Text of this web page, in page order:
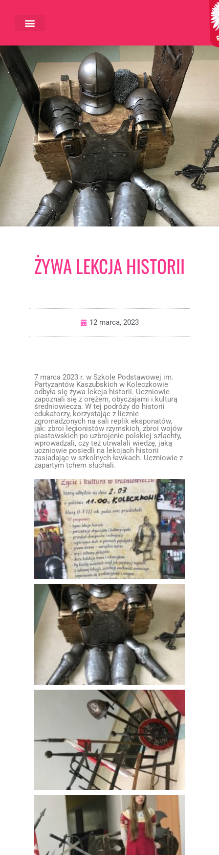
ŻYWA LEKCJA HISTORII
12 marca, 2023
7 marca 2023 r. w Szkole Podstawowej im.
Partyzantów Kaszubskich w Koleczkowie
odbyła się żywa lekcja historii. Uczniowie
zapoznali się z orężem, obyczajami i kulturą
średniowiecza. W tej podróży do historii
edukatorzy, korzystając z licznie
zgromadzonych na sali replik eksponatów,
jak: zbroi legionistów rzymskich, zbroi wojów
piastowskich po uzbrojenie polskiej szlachty,
wprowadzali, czy też utrwalali wiedzę, jaką
uczniowie posiedli na lekcjach historii
zasiadając w szkolnych ławkach. Uczniowie z
zapartym tchem słuchali.